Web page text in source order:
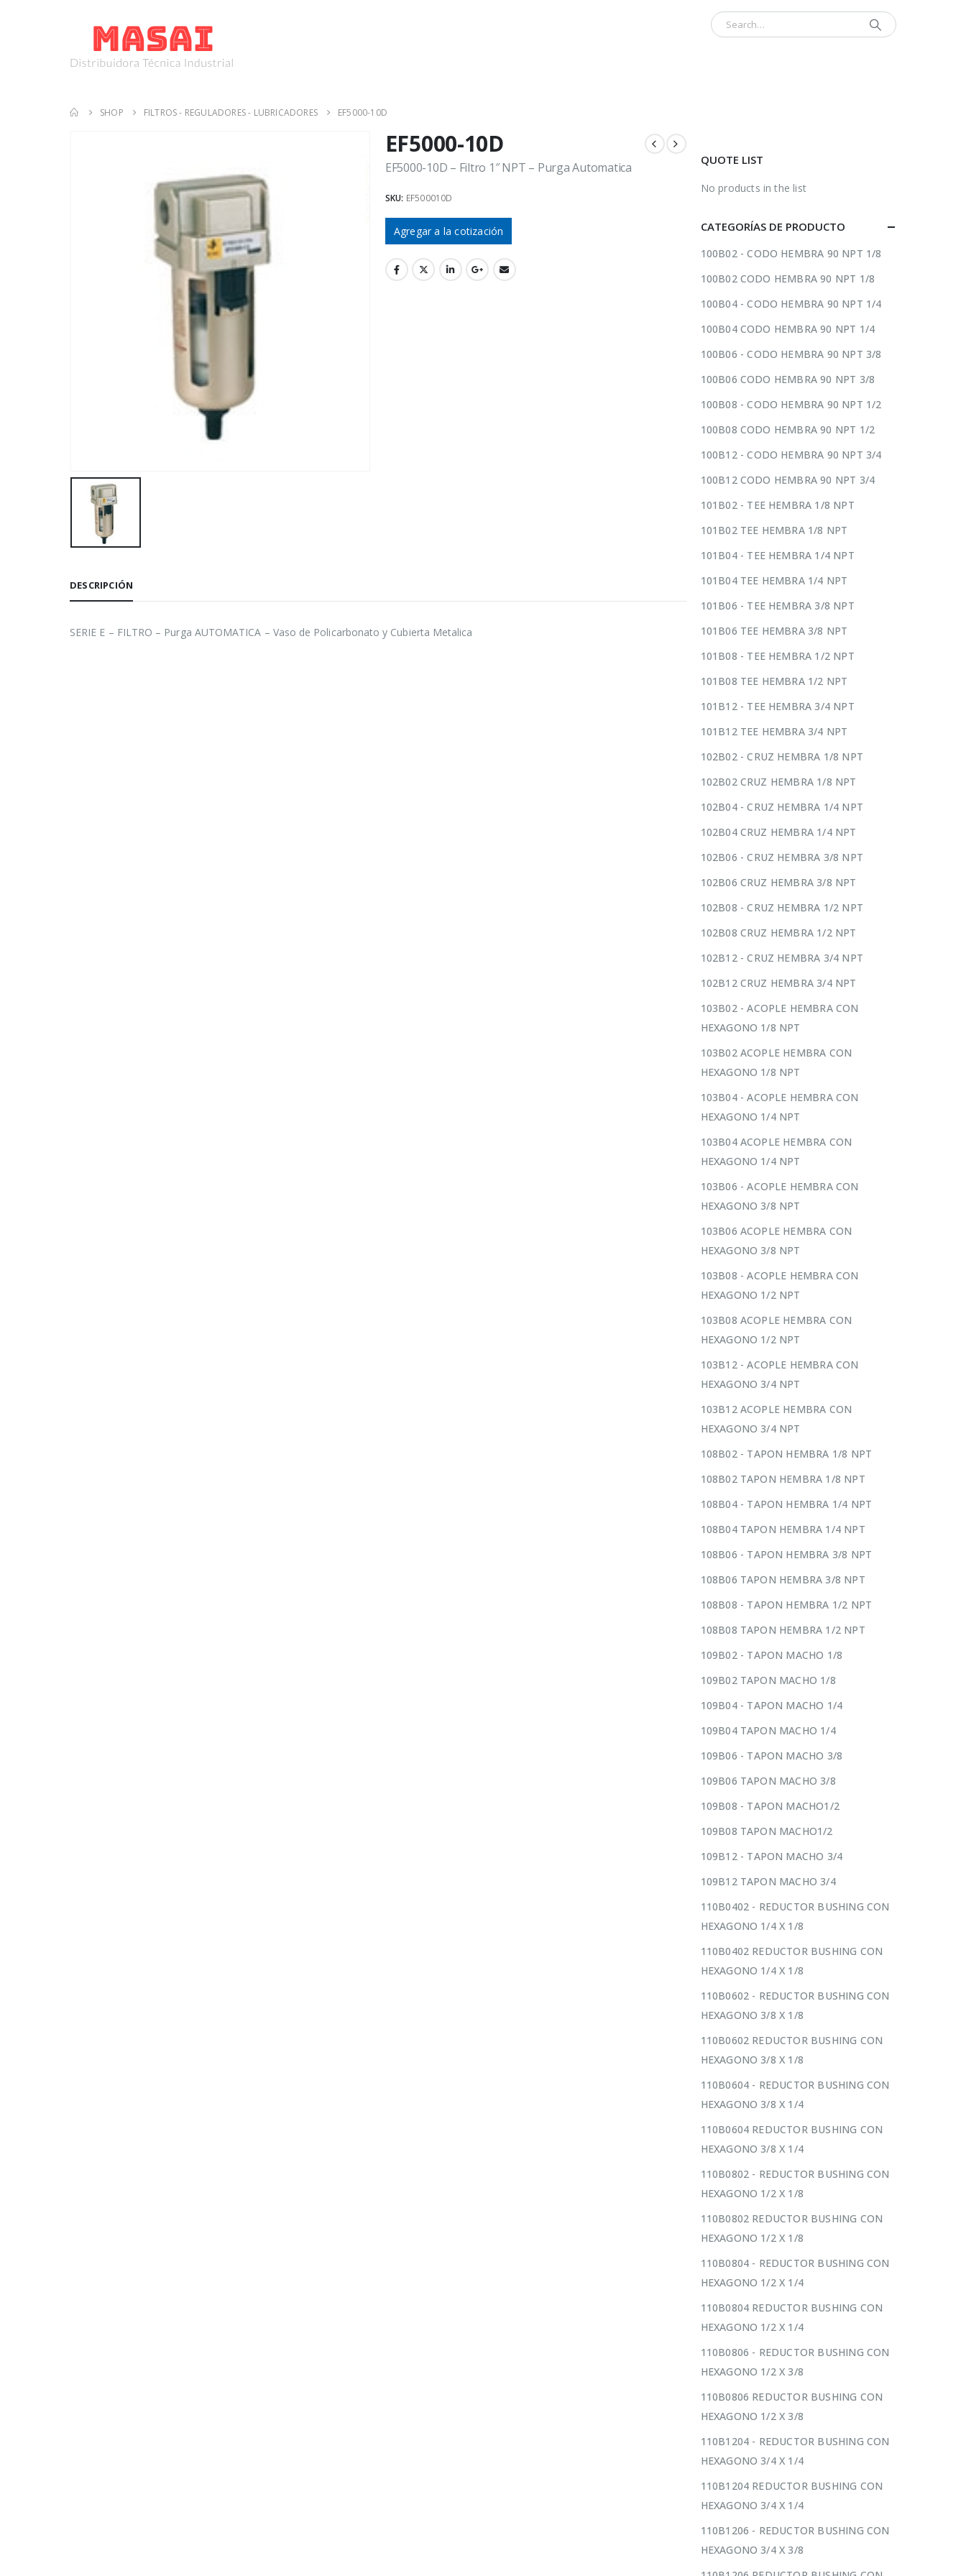
SHOP FILTROS - REGULADORES - LUBRICADORES EF5000-10D
EF5000-10D
EF5000-10D – Filtro 1″ NPT – Purga Automatica
SKU: EF500010D
Agregar a la cotización
DESCRIPCIÓN
SERIE E – FILTRO – Purga AUTOMATICA – Vaso de Policarbonato y Cubierta Metalica
QUOTE LIST
No products in the list
CATEGORÍAS DE PRODUCTO
100B02 - CODO HEMBRA 90 NPT 1/8
100B02 CODO HEMBRA 90 NPT 1/8
100B04 - CODO HEMBRA 90 NPT 1/4
100B04 CODO HEMBRA 90 NPT 1/4
100B06 - CODO HEMBRA 90 NPT 3/8
100B06 CODO HEMBRA 90 NPT 3/8
100B08 - CODO HEMBRA 90 NPT 1/2
100B08 CODO HEMBRA 90 NPT 1/2
100B12 - CODO HEMBRA 90 NPT 3/4
100B12 CODO HEMBRA 90 NPT 3/4
101B02 - TEE HEMBRA 1/8 NPT
101B02 TEE HEMBRA 1/8 NPT
101B04 - TEE HEMBRA 1/4 NPT
101B04 TEE HEMBRA 1/4 NPT
101B06 - TEE HEMBRA 3/8 NPT
101B06 TEE HEMBRA 3/8 NPT
101B08 - TEE HEMBRA 1/2 NPT
101B08 TEE HEMBRA 1/2 NPT
101B12 - TEE HEMBRA 3/4 NPT
101B12 TEE HEMBRA 3/4 NPT
102B02 - CRUZ HEMBRA 1/8 NPT
102B02 CRUZ HEMBRA 1/8 NPT
102B04 - CRUZ HEMBRA 1/4 NPT
102B04 CRUZ HEMBRA 1/4 NPT
102B06 - CRUZ HEMBRA 3/8 NPT
102B06 CRUZ HEMBRA 3/8 NPT
102B08 - CRUZ HEMBRA 1/2 NPT
102B08 CRUZ HEMBRA 1/2 NPT
102B12 - CRUZ HEMBRA 3/4 NPT
102B12 CRUZ HEMBRA 3/4 NPT
103B02 - ACOPLE HEMBRA CON
HEXAGONO 1/8 NPT
103B02 ACOPLE HEMBRA CON
HEXAGONO 1/8 NPT
103B04 - ACOPLE HEMBRA CON
HEXAGONO 1/4 NPT
103B04 ACOPLE HEMBRA CON
HEXAGONO 1/4 NPT
103B06 - ACOPLE HEMBRA CON
HEXAGONO 3/8 NPT
103B06 ACOPLE HEMBRA CON
HEXAGONO 3/8 NPT
103B08 - ACOPLE HEMBRA CON
HEXAGONO 1/2 NPT
103B08 ACOPLE HEMBRA CON
HEXAGONO 1/2 NPT
103B12 - ACOPLE HEMBRA CON
HEXAGONO 3/4 NPT
103B12 ACOPLE HEMBRA CON
HEXAGONO 3/4 NPT
108B02 - TAPON HEMBRA 1/8 NPT
108B02 TAPON HEMBRA 1/8 NPT
108B04 - TAPON HEMBRA 1/4 NPT
108B04 TAPON HEMBRA 1/4 NPT
108B06 - TAPON HEMBRA 3/8 NPT
108B06 TAPON HEMBRA 3/8 NPT
108B08 - TAPON HEMBRA 1/2 NPT
108B08 TAPON HEMBRA 1/2 NPT
109B02 - TAPON MACHO 1/8
109B02 TAPON MACHO 1/8
109B04 - TAPON MACHO 1/4
109B04 TAPON MACHO 1/4
109B06 - TAPON MACHO 3/8
109B06 TAPON MACHO 3/8
109B08 - TAPON MACHO1/2
109B08 TAPON MACHO1/2
109B12 - TAPON MACHO 3/4
109B12 TAPON MACHO 3/4
110B0402 - REDUCTOR BUSHING CON
HEXAGONO 1/4 X 1/8
110B0402 REDUCTOR BUSHING CON
HEXAGONO 1/4 X 1/8
110B0602 - REDUCTOR BUSHING CON
HEXAGONO 3/8 X 1/8
110B0602 REDUCTOR BUSHING CON
HEXAGONO 3/8 X 1/8
110B0604 - REDUCTOR BUSHING CON
HEXAGONO 3/8 X 1/4
110B0604 REDUCTOR BUSHING CON
HEXAGONO 3/8 X 1/4
110B0802 - REDUCTOR BUSHING CON
HEXAGONO 1/2 X 1/8
110B0802 REDUCTOR BUSHING CON
HEXAGONO 1/2 X 1/8
110B0804 - REDUCTOR BUSHING CON
HEXAGONO 1/2 X 1/4
110B0804 REDUCTOR BUSHING CON
HEXAGONO 1/2 X 1/4
110B0806 - REDUCTOR BUSHING CON
HEXAGONO 1/2 X 3/8
110B0806 REDUCTOR BUSHING CON
HEXAGONO 1/2 X 3/8
110B1204 - REDUCTOR BUSHING CON
HEXAGONO 3/4 X 1/4
110B1204 REDUCTOR BUSHING CON
HEXAGONO 3/4 X 1/4
110B1206 - REDUCTOR BUSHING CON
HEXAGONO 3/4 X 3/8